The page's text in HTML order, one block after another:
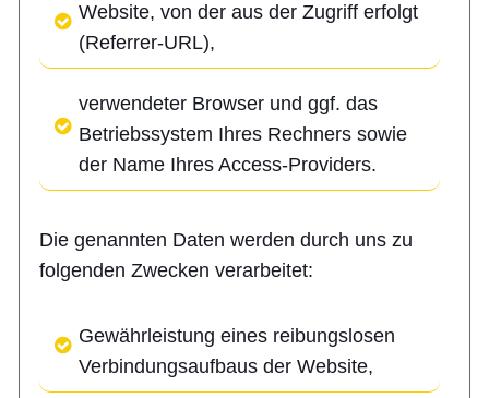
Website, von der aus der Zugriff erfolgt
(Referrer-URL),
verwendeter Browser und ggf. das
Betriebssystem Ihres Rechners sowie
der Name Ihres Access-Providers.
Die genannten Daten werden durch uns zu
folgenden Zwecken verarbeitet:
Gewährleistung eines reibungslosen
Verbindungsaufbaus der Website,